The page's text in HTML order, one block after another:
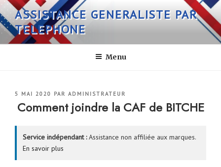
Aller
au
contenu
principal
ASSISTANCE GENERALISTE PAR
TELEPHONE
Menu
PUBLIÉ
LE
5 MAI 2020 PAR ADMINISTRATEUR
Comment joindre la CAF de BITCHE
Service indépendant :Assistance non affiliée aux marques.
En savoir plus